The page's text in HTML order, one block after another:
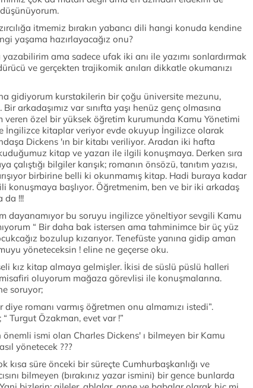
itmemiz bırakın yabancı dili hangi konuda kendine
yaşama hazırlayacağız onu?
ama sadece ufak iki anı ile yazımı sonlardırmak
ve gerçekten trajikomik anıları dikkatle okumanızı
gidiyorum kurstakilerin bir çoğu üniversite mezunu,
arkadaşımız var sınıfta yaşı henüz genç olmasına
veren özel bir yüksek öğretim kurumunda Kamu Yönetimi
İngilizce kitaplar veriyor evde okuyup İngilizce olarak
Dickens 'ın bir kitabı veriliyor. Aradan iki hafta
kitap ve yazarı ile ilgili konuşmaya. Derken sıra
bilgiler karışık; romanın önsözü, tanıtım yazısı,
birbirine belli ki okunmamış kitap. Hadi buraya kadar
konuşmaya başlıyor. Öğretmenim, ben ve bir iki arkadaş
da !!!
dayanamıyor bu soruyu ingilizce yöneltiyor sevgili Kamu
“ Bir daha bak istersen ama tahminimce bir üç yüz
bozulup kızarıyor. Tenefüste yanına gidip aman
yöneteceksin ! eline ne geçerse oku.
kız kitap almaya gelmişler. İkisi de süslü püslü halleri
oluyorum mağaza görevlisi ile konuşmalarına.
soruyor;
diye romanı varmış öğretmen onu almamızı istedi”.
Turgut Özakman, evet var !”
önemli ismi olan Charles Dickens' ı bilmeyen bir Kamu
yönetecek ???
kısa süre önceki bir süreçte Cumhurbaşkanlığı ve
bilmeyen (bırakınız yazar ismini) bir gence bunlarda